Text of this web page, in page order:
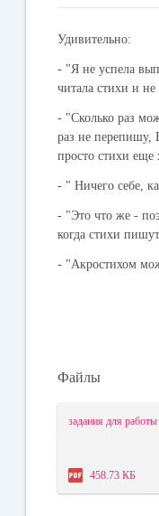
Удивительно:
- "Я не успела
читала стихи и не
- "Сколько раз
раз не перепишу,
просто стихи еще
- " Ничего себе,
- "Это что же -
когда стихи
- "Акростихом
Файлы
задания для работы
458.73 КБ